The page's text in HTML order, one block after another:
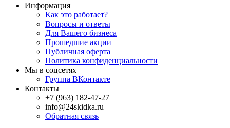
Информация
Как это работает?
Вопросы и ответы
Для Вашего бизнеса
Прошедшие акции
Публичная оферта
Политика конфиденциальности
Мы в соцсетях
Группа ВКонтакте
Контакты
+7 (963) 182-47-27
info@24skidka.ru
Обратная связь